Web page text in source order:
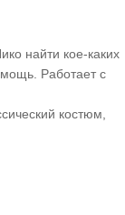
найти кое-каких
Работает с
костюм,